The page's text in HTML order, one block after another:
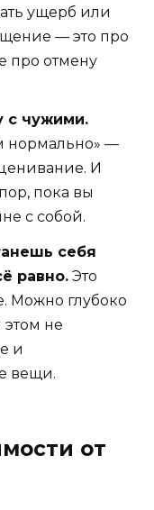
ущерб или
— это про
про отмену
с чужими.
нормально» —
И
пока вы
с собой.
себя
равно. Это
Можно глубоко
этом не
и
вещи.
от